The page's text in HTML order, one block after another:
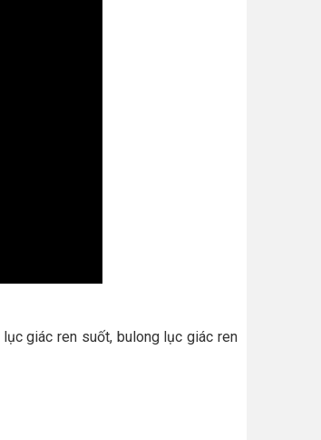
giác ren suốt, bulong lục giác ren